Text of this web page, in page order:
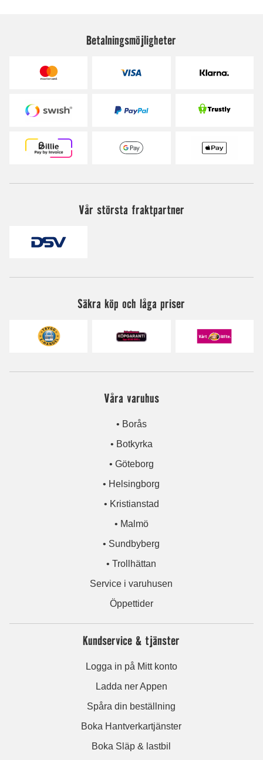
Betalningsmöjligheter
Vår största fraktpartner
Säkra köp och låga priser
Våra varuhus
• Borås
• Botkyrka
• Göteborg
• Helsingborg
• Kristianstad
• Malmö
• Sundbyberg
• Trollhättan
Service i varuhusen
Öppettider
Kundservice & tjänster
Logga in på Mitt konto
Ladda ner Appen
Spåra din beställning
Boka Hantverkartjänster
Boka Släp & lastbil